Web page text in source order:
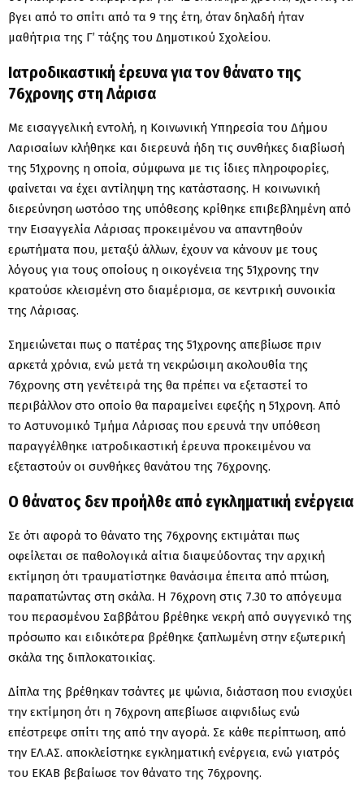
βγει από το σπίτι από τα 9 της έτη, όταν δηλαδή ήταν
μαθήτρια της Γ’ τάξης του Δημοτικού Σχολείου.
Ιατροδικαστική έρευνα για τον θάνατο της
76χρονης στη Λάρισα
Με εισαγγελική εντολή, η Κοινωνική Υπηρεσία του Δήμου
Λαρισαίων κλή­θηκε και διερευνά ήδη τις συνθήκες διαβίωσή
της 51χρονης η οποία, σύμφωνα με τις ίδιες πληροφορίες,
φαίνεται να έχει αντίληψη της κατάστασης. Η κοινωνική
διερεύνηση ωστόσο της υπόθεσης κρίθηκε επιβε­βλημένη από
την Εισαγγελία Λάρισας προκειμένου να απαντηθούν
ερωτήματα που, μεταξύ άλλων, έχουν να κάνουν με τους
λόγους για τους οποίους η οικογένεια της 51χρονης την
κρατούσε κλεισμένη στο διαμέρισμα, σε κεντρική συνοικία
της Λάρισας.
Σημειώνεται πως ο πατέρας της 51χρονης απεβίωσε πριν
αρκετά χρόνια, ενώ μετά τη νεκρώσιμη ακολουθία της
76χρονης στη γενέτειρά της θα πρέπει να εξεταστεί το
περιβάλλον στο οποίο θα παραμείνει εφεξής η 51χρονη. Από
το Αστυνομικό Τμήμα Λάρισας που ερευνά την υπόθεση
παραγγέλθηκε ιατροδικαστική έρευνα προκει­μένου να
εξεταστούν οι συνθήκες θα­νάτου της 76χρονης.
Ο θάνατος δεν προήλθε από εγκληματική ενέργεια
Σε ότι αφορά το θάνατο της 76χρονης εκτιμάται πως
οφείλεται σε παθολογικά αίτια διαψεύδοντας την αρχική
εκτίμηση ότι τραυματίστηκε θανάσιμα έπειτα από πτώση,
παραπατώντας στη σκάλα. Η 76χρονη στις 7.30 το απόγευμα
του περασμένου Σαββάτου βρέθηκε νεκρή από συγγε­νικό της
πρόσωπο και ειδικότερα βρέ­θηκε ξαπλωμένη στην εξωτερική
σκά­λα της διπλοκατοικίας.
Δίπλα της βρέθηκαν τσάντες με ψώ­νια, διάσταση που ενισχύει
την εκτί­μηση ότι η 76χρονη απεβίωσε αιφνιδίως ενώ
επέστρεφε σπίτι της από την αγορά. Σε κάθε περίπτωση, από
την ΕΛ.ΑΣ. αποκλείστηκε εγκληματική ενέργεια, ενώ γιατρός
του ΕΚΑΒ βεβαίωσε τον θάνατο της 76χρονης.